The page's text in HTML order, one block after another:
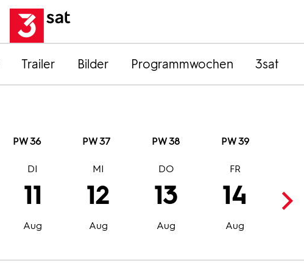
Trailer Bilder Programmwochen 3sat
PW 36 PW 37 PW 38 PW 39
11
Aug
DI
12
Aug
MI
13
Aug
DO
14
Aug
FR
15